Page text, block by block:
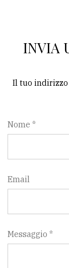
INVIA
Il tuo
Nome *
Email
Messaggio *